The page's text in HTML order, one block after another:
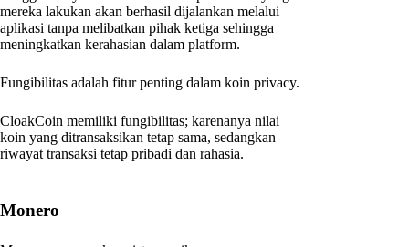
mereka lakukan akan berhasil dijalankan melalui
aplikasi tanpa melibatkan pihak ketiga sehingga
meningkatkan kerahasian dalam platform.
Fungibilitas adalah fitur penting dalam koin privacy.
CloakCoin memiliki fungibilitas; karenanya nilai
koin yang ditransaksikan tetap sama, sedangkan
riwayat transaksi tetap pribadi dan rahasia.
Monero